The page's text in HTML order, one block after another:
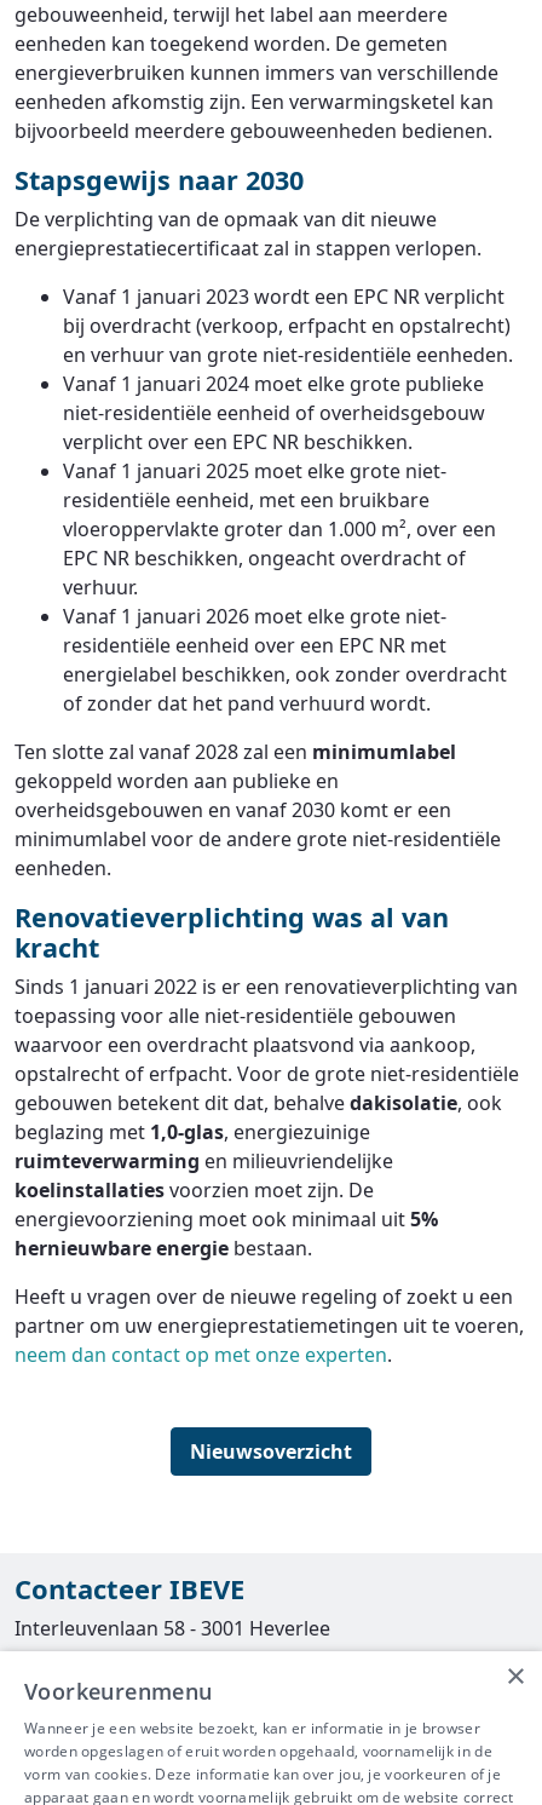
gebouweenheid, terwijl het label aan meerdere
eenheden kan toegekend worden. De gemeten
energieverbruiken kunnen immers van verschillende
eenheden afkomstig zijn. Een verwarmingsketel kan
bijvoorbeeld meerdere gebouweenheden bedienen.
Stapsgewijs naar 2030
De verplichting van de opmaak van dit nieuwe
energieprestatiecertificaat zal in stappen verlopen.
Vanaf 1 januari 2023 wordt een EPC NR verplicht
bij overdracht (verkoop, erfpacht en opstalrecht)
en verhuur van grote niet-residentiële eenheden.
Vanaf 1 januari 2024 moet elke grote publieke
niet-residentiële eenheid of overheidsgebouw
verplicht over een EPC NR beschikken.
Vanaf 1 januari 2025 moet elke grote niet-
residentiële eenheid, met een bruikbare
vloeroppervlakte groter dan 1.000 m², over een
EPC NR beschikken, ongeacht overdracht of
verhuur.
Vanaf 1 januari 2026 moet elke grote niet-
residentiële eenheid over een EPC NR met
energielabel beschikken, ook zonder overdracht
of zonder dat het pand verhuurd wordt.
Ten slotte zal vanaf 2028 zal een minimumlabel
gekoppeld worden aan publieke en
overheidsgebouwen en vanaf 2030 komt er een
minimumlabel voor de andere grote niet-residentiële
eenheden.
Renovatieverplichting was al van
kracht
Sinds 1 januari 2022 is er een renovatieverplichting van
toepassing voor alle niet-residentiële gebouwen
waarvoor een overdracht plaatsvond via aankoop,
opstalrecht of erfpacht. Voor de grote niet-residentiële
gebouwen betekent dit dat, behalvedakisolatie, ook
beglazing met 1,0-glas, energiezuinige
ruimteverwarming en milieuvriendelijke
koelinstallatiesvoorzien moet zijn. De
energievoorziening moet ook minimaal uit5%
hernieuwbare energie bestaan.
Heeft u vragen over de nieuwe regeling of zoekt u een
partner om uw energieprestatiemetingen uit te voeren,
neem dan contact op met onze experten.
Nieuwsoverzicht
Contacteer IBEVE
Interleuvenlaan 58 - 3001 Heverlee
016/390490
info@ibeve.be
asbest@ibeve.be
×
Voorkeurenmenu
Wanneer je een website bezoekt, kan er informatie in je browser
worden opgeslagen of eruit worden opgehaald, voornamelijk in de
vorm van cookies. Deze informatie kan over jou, je voorkeuren of je
apparaat gaan en wordt voornamelijk gebruikt om de website correct